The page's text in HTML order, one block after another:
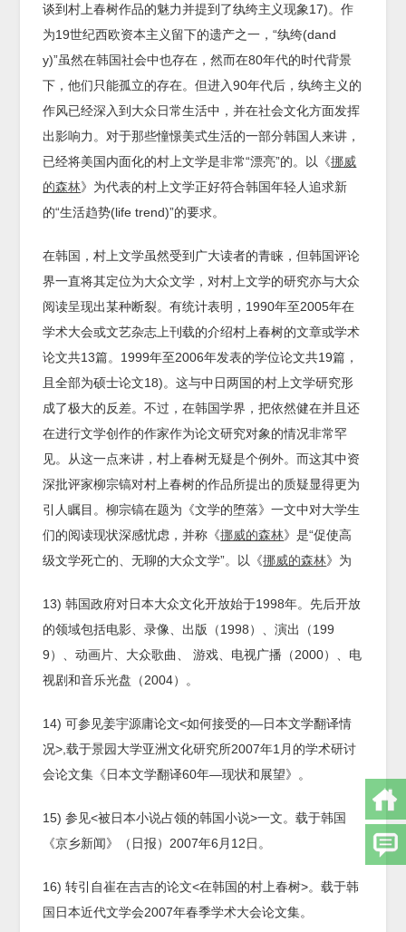
谈到村上春树作品的魅力并提到了纨绔主义现象17)。作
为19世纪西欧资本主义留下的遗产之一，“纨绔(dand
y)”虽然在韩国社会中也存在，然而在80年代的时代背景
下，他们只能孤立的存在。但进入90年代后，纨绔主义的
作风已经深入到大众日常生活中，并在社会文化方面发挥
出影响力。对于那些憧憬美式生活的一部分韩国人来讲，
已经将美国内面化的村上文学是非常“漂亮”的。以《挪威
的森林》为代表的村上文学正好符合韩国年轻人追求新
的“生活趋势(life trend)”的要求。
在韩国，村上文学虽然受到广大读者的青睐，但韩国评论
界一直将其定位为大众文学，对村上文学的研究亦与大众
阅读呈现出某种断裂。有统计表明，1990年至2005年在
学术大会或文艺杂志上刊载的介绍村上春树的文章或学术
论文共13篇。1999年至2006年发表的学位论文共19篇，
且全部为硕士论文18)。这与中日两国的村上文学研究形
成了极大的反差。不过，在韩国学界，把依然健在并且还
在进行文学创作的作家作为论文研究对象的情况非常罕
见。从这一点来讲，村上春树无疑是个例外。而这其中资
深批评家柳宗镐对村上春树的作品所提出的质疑显得更为
引人瞩目。柳宗镐在题为《文学的堕落》一文中对大学生
们的阅读现状深感忧虑，并称《挪威的森林》是“促使高
级文学死亡的、无聊的大众文学”。以《挪威的森林》为
13) 韩国政府对日本大众文化开放始于1998年。先后开放
的领域包括电影、录像、出版（1998）、演出（199
9）、动画片、大众歌曲、 游戏、电视广播（2000）、电
视剧和音乐光盘（2004）。
14) 可参见姜宇源庸论文<如何接受的—日本文学翻译情
况>,载于景园大学亚洲文化研究所2007年1月的学术研讨
会论文集《日本文学翻译60年—现状和展望》。
15) 参见<被日本小说占领的韩国小说>一文。载于韩国
《京乡新闻》（日报）2007年6月12日。
16) 转引自崔在吉吉的论文<在韩国的村上春树>。载于韩
国日本近代文学会2007年春季学术大会论文集。